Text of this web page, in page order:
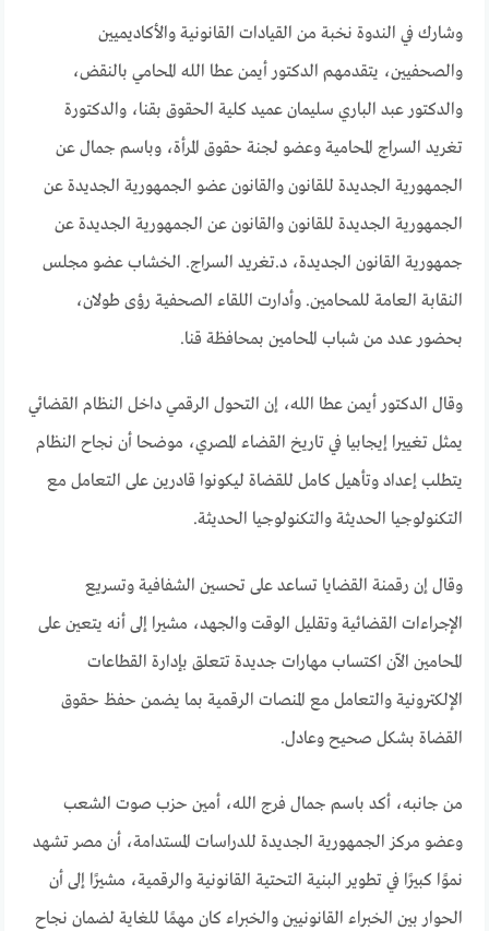
وشارك في الندوة نخبة من القيادات القانونية والأكاديميين
والصحفيين، يتقدمهم الدكتور أيمن عطا الله المحامي بالنقض،
والدكتور عبد الباري سليمان عميد كلية الحقوق بقنا، والدكتورة
تغريد السراج المحامية وعضو لجنة حقوق المرأة، وباسم جمال عن
الجمهورية الجديدة للقانون والقانون عضو الجمهورية الجديدة عن
الجمهورية الجديدة للقانون والقانون عن الجمهورية الجديدة عن
جمهورية القانون الجديدة، د.تغريد السراج. الخشاب عضو مجلس
النقابة العامة للمحامين. وأدارت اللقاء الصحفية رؤى طولان،
بحضور عدد من شباب المحامين بمحافظة قنا.
وقال الدكتور أيمن عطا الله، إن التحول الرقمي داخل النظام القضائي
يمثل تغييرا إيجابيا في تاريخ القضاء المصري، موضحا أن نجاح النظام
يتطلب إعداد وتأهيل كامل للقضاة ليكونوا قادرين على التعامل مع
التكنولوجيا الحديثة والتكنولوجيا الحديثة.
وقال إن رقمنة القضايا تساعد على تحسين الشفافية وتسريع
الإجراءات القضائية وتقليل الوقت والجهد، مشيرا إلى أنه يتعين على
المحامين الآن اكتساب مهارات جديدة تتعلق بإدارة القطاعات
الإلكترونية والتعامل مع المنصات الرقمية بما يضمن حفظ حقوق
القضاة بشكل صحيح وعادل.
من جانبه، أكد باسم جمال فرج الله، أمين حزب صوت الشعب
وعضو مركز الجمهورية الجديدة للدراسات المستدامة، أن مصر تشهد
نموًا كبيرًا في تطوير البنية التحتية القانونية والرقمية، مشيرًا إلى أن
الحوار بين الخبراء القانونيين والخبراء كان مهمًا للغاية لضمان نجاح